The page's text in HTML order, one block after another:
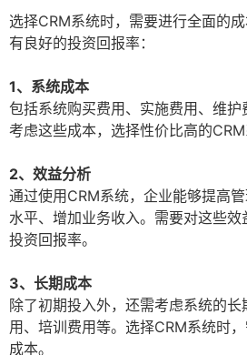
选择CRM系统时，需要进行全面的
有良好的投资回报率：
1、系统成本
包括系统购买费用、实施费用、维
考虑这些成本，选择性价比高的CRM
2、效益分析
通过使用CRM系统，企业能够提高
水平、增加业务收入。需要对这些
投资回报率。
3、长期成本
除了初期投入外，还需考虑系统的
用、培训费用等。选择CRM系统时
成本。